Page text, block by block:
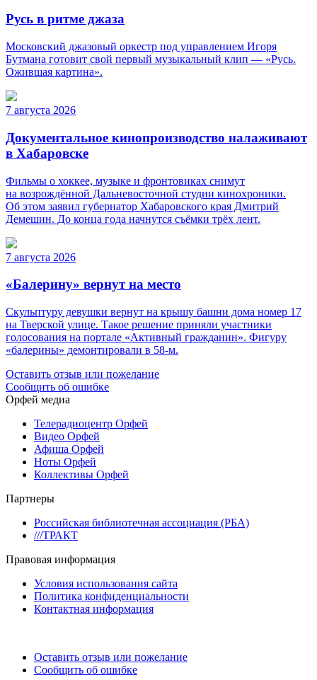
Русь в ритме джаза
Московский джазовый оркестр под управлением Игоря
Бутмана готовит свой первый музыкальный клип — «Русь.
Ожившая картина».
7 августа 2026
Документальное кинопроизводство налаживают
в Хабаровске
Фильмы о хоккее, музыке и фронтовиках снимут
на возрождённой Дальневосточной студии кинохроники.
Об этом заявил губернатор Хабаровского края Дмитрий
Демешин. До конца года начнутся съёмки трёх лент.
7 августа 2026
«Балерину» вернут на место
Скульптуру девушки вернут на крышу башни дома номер 17
на Тверской улице. Такое решение приняли участники
голосования на портале «Активный гражданин». Фигуру
«балерины» демонтировали в 58-м.
Оставить отзыв или пожелание
Сообщить об ошибке
Орфей медиа
Телерадиоцентр Орфей
Видео Орфей
Афиша Орфей
Ноты Орфей
Коллективы Орфей
Партнеры
Российская библиотечная ассоциация (РБА)
///ТРАКТ
Правовая информация
Условия использования сайта
Политика конфиденциальности
Контактная информация
Оставить отзыв или пожелание
Сообщить об ошибке